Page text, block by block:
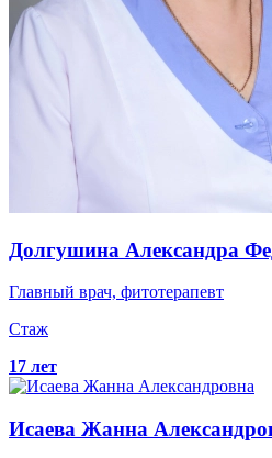
Долгушина Александра
Главный врач, фитотерапевт
Стаж
17 лет
Исаева Жанна